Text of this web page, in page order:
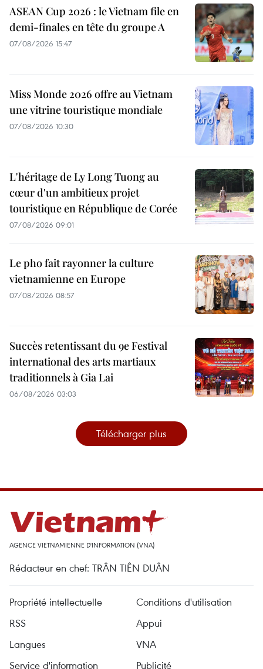
ASEAN Cup 2026 : le Vietnam file en
demi-finales en tête du groupe A
07/08/2026 15:47
Miss Monde 2026 offre au Vietnam
une vitrine touristique mondiale
07/08/2026 10:30
L'héritage de Ly Long Tuong au
cœur d'un ambitieux projet
touristique en République de Corée
07/08/2026 09:01
Le pho fait rayonner la culture
vietnamienne en Europe
07/08/2026 08:57
Succès retentissant du 9e Festival
international des arts martiaux
traditionnels à Gia Lai
06/08/2026 03:03
Télécharger plus
AGENCE VIETNAMIENNE D'INFORMATION (VNA)
Rédacteur en chef: TRÂN TIÊN DUÂN
Propriété intellectuelle
Conditions d'utilisation
RSS
Appui
Langues
VNA
Service d'information
Publicité